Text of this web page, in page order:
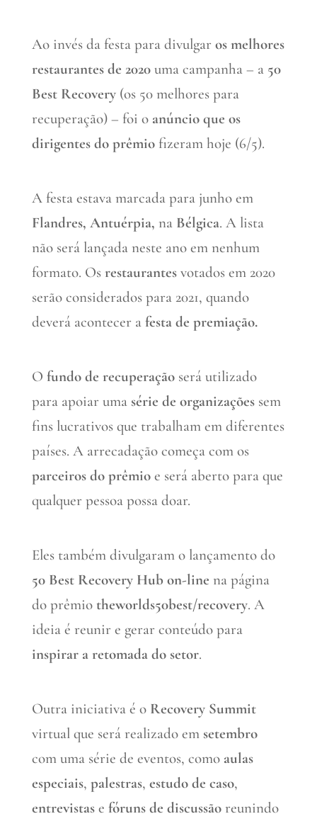
Ao invés da festa para divulgar os melhores
restaurantes de 2020uma campanha – a 50
Best Recovery(os 50 melhores para
recuperação) – foi o anúncio que os
dirigentes do prêmiofizeram hoje (6/5).
A festa estava marcada para junho em
Flandres, Antuérpia, naBélgica. A lista
não será lançada neste ano em nenhum
formato. Os restaurantesvotados em 2020
serão considerados para 2021, quando
deverá acontecer a festa de premiação.
O fundo de recuperaçãoserá utilizado
para apoiar uma série de organizaçõessem
fins lucrativos que trabalham em diferentes
países. A arrecadação começa com os
parceiros do prêmioe será aberto para que
qualquer pessoa possa doar.
Eles também divulgaram o lançamento do
50 Best Recovery Hub on-line na página
do prêmio theworlds50best/recovery. A
ideia é reunir e gerar conteúdo para
inspirar a retomada do setor.
Outra iniciativa é o Recovery Summit
virtual que será realizado em setembro
com uma série de eventos, como aulas
especiais, palestras, estudo de caso,
entrevistase fóruns de discussãoreunindo